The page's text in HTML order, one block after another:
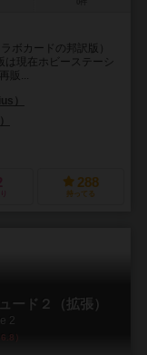
ボカードの邦訳版）
は現在ホビーステーシ
販...
）
288
持ってる
ード２（拡張）
2
6.8